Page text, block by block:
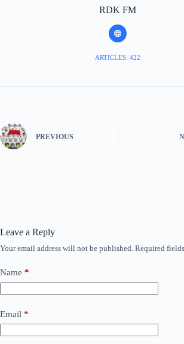
RDK FM
ARTICLES: 422
PREVIOUS
Leave a Reply
Your email address will not be published. Required
Name *
Email *